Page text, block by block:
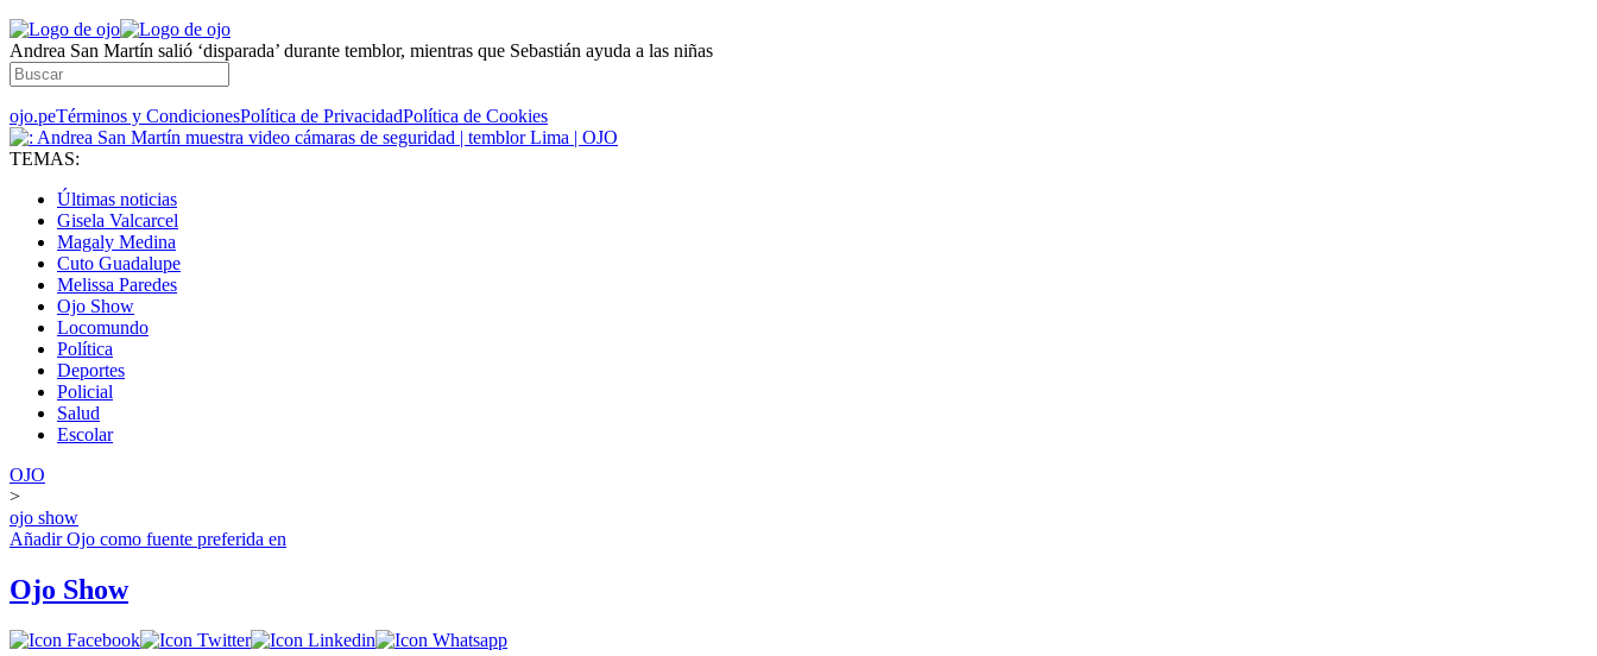
Andrea San Martín salió ‘disparada’ durante temblor, mientras que Sebastián ayuda a las niñas
ojo.peTérminos y CondicionesPolítica de PrivacidadPolítica de Cookies
TEMAS:
Últimas noticias
Gisela Valcarcel
Magaly Medina
Cuto Guadalupe
Melissa Paredes
Ojo Show
Locomundo
Política
Deportes
Policial
Salud
Escolar
OJO
>
ojo show
AñadirOjo como fuente preferida en
Ojo Show